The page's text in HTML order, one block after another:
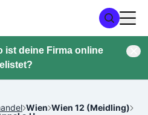
ist deine Firma online
Wien Wien 12 (Meidling)